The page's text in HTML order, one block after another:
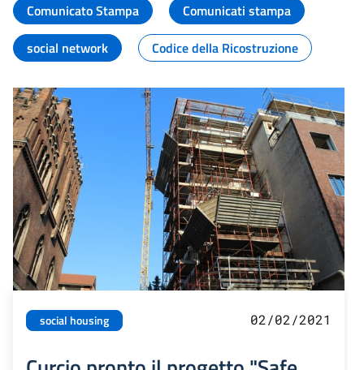
Comunicato Stampa
Comunicati stampa
social network
Codice della Ricostruzione
social housing 02/02/2021